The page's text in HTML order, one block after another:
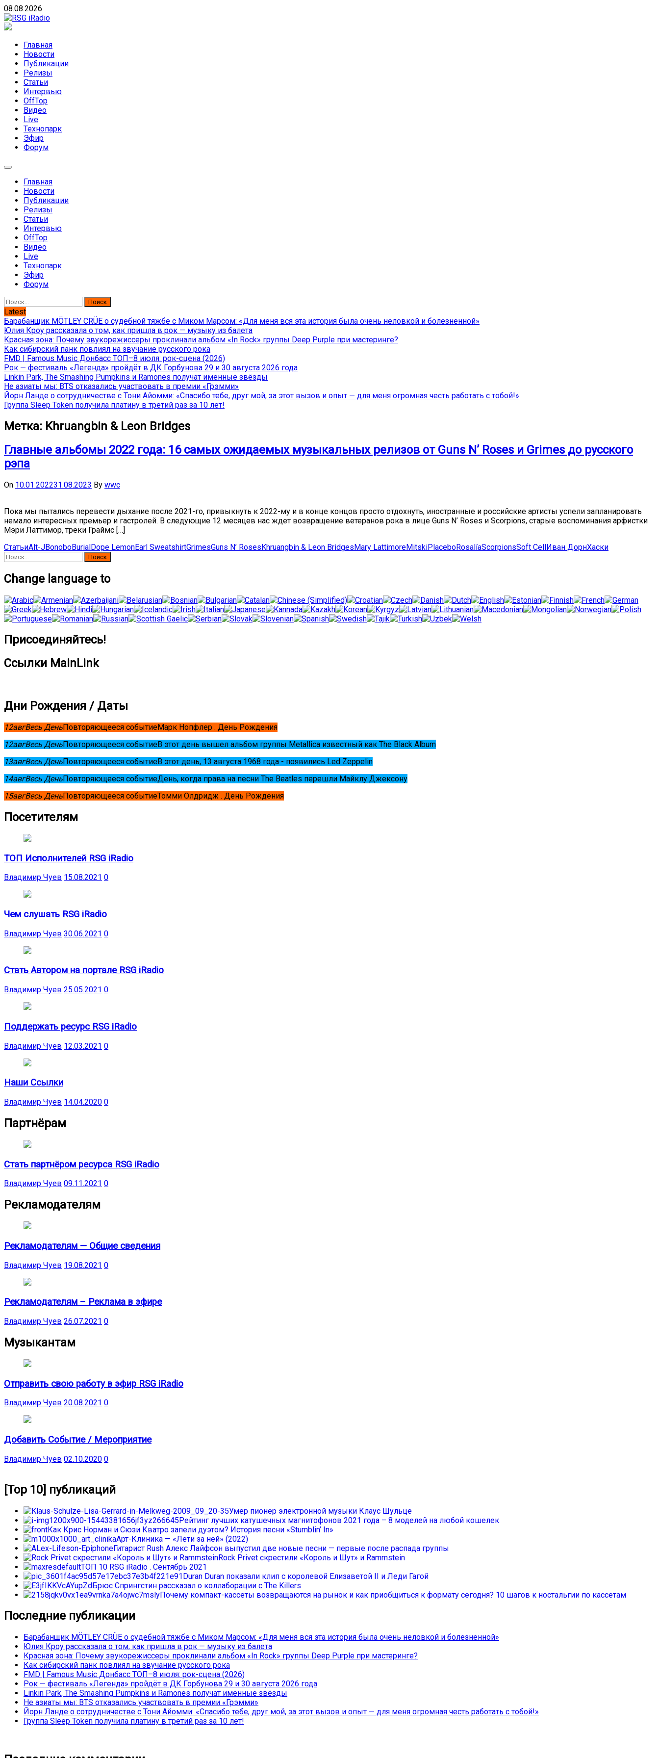
Skip
to
content
08.08.2026
Главная
Новости
Публикации
Релизы
Статьи
Интервью
OffTop
Видео
Live
Технопарк
Эфир
Форум
Главная
Новости
Публикации
Релизы
Статьи
Интервью
OffTop
Видео
Live
Технопарк
Эфир
Форум
Найти:
Latest
Барабанщик MÖTLEY CRÜE о судебной тяжбе с Миком Марсом: «Для меня вся эта история была очень неловкой и болезненной»
Юлия Кроу рассказала о том, как пришла в рок — музыку из балета
Красная зона: Почему звукорежиссеры проклинали альбом «In Rock» группы Deep Purple при мастеринге?
Как сибирский панк повлиял на звучание русского рока
FMD | Famous Music Донбасс ТОП–8 июля: рок-сцена (2026)
Рок — фестиваль «Легенда» пройдёт в ДК Горбунова 29 и 30 августа 2026 года
Linkin Park, The Smashing Pumpkins и Ramones получат именные звёзды
Не азиаты мы: BTS отказались участвовать в премии «Грэмми»
Йорн Ланде о сотрудничестве с Тони Айомми: «Спасибо тебе, друг мой, за этот вызов и опыт — для меня огромная честь работать с тобой!»
Группа Sleep Token получила платину в третий раз за 10 лет!
Метка: Khruangbin & Leon Bridges
Главные альбомы 2022 года: 16 самых ожидаемых музыкальных релизов от Guns N’ Roses и Grimes до русского
рэпа
On 10.01.202231.08.2023 By wwc
Пока мы пытались перевести дыхание после 2021-го, привыкнуть к 2022-му и в конце концов просто отдохнуть, иностранные и российские артисты успели запланировать
немало интересных премьер и гастролей. В следующие 12 месяцев нас ждет возвращение ветеранов рока в лице Guns N’ Roses и Scorpions, старые воспоминания арфистки
Мэри Латтимор, треки Граймс […]
СтатьиAlt-JBonoboBurialDope LemonEarl SweatshirtGrimesGuns N’ RosesKhruangbin & Leon BridgesMary LattimoreMitskiPlaceboRosalíaScorpionsSoft CellИван ДорнХаски
Найти:
Change language to
Присоединяйтесь!
Ссылки MainLink
Дни Рождения / Даты
12авгВесь ДеньПовторяющееся событиеМарк Нопфлер . День Рождения
12авгВесь ДеньПовторяющееся событиеВ этот день вышел альбом группы Metallica известный как The Black Album
13авгВесь ДеньПовторяющееся событиеВ этот день, 13 августа 1968 года - появились Led Zeppelin
14авгВесь ДеньПовторяющееся событиеДень, когда права на песни The Beatles перешли Майклу Джексону
15авгВесь ДеньПовторяющееся событиеТомми Олдридж . День Рождения
Посетителям
ТОП Исполнителей RSG iRadio
Владимир Чуев 15.08.2021 0
Чем слушать RSG iRadio
Владимир Чуев 30.06.2021 0
Стать Автором на портале RSG iRadio
Владимир Чуев 25.05.2021 0
Поддержать ресурс RSG iRadio
Владимир Чуев 12.03.2021 0
Наши Ссылки
Владимир Чуев 14.04.2020 0
Партнёрам
Стать партнёром ресурса RSG iRadio
Владимир Чуев 09.11.2021 0
Рекламодателям
Рекламодателям — Общие сведения
Владимир Чуев 19.08.2021 0
Рекламодателям – Реклама в эфире
Владимир Чуев 26.07.2021 0
Музыкантам
Отправить свою работу в эфир RSG iRadio
Владимир Чуев 20.08.2021 0
Добавить Событие / Мероприятие
Владимир Чуев 02.10.2020 0
[Top 10] публикаций
Умер пионер электронной музыки Клаус Шульце
Рейтинг лучших катушечных магнитофонов 2021 года – 8 моделей на любой кошелек
Как Крис Норман и Сюзи Кватро запели дуэтом? История песни «Stumblin’ In»
Арт-Клиника — «Лети за ней» (2022)
Гитарист Rush Алекс Лайфсон выпустил две новые песни — первые после распада группы
Rock Privet скрестили «Король и Шут» и Rammstein
ТОП 10 RSG iRadio . Сентябрь 2021
Duran Duran показали клип с королевой Елизаветой II и Леди Гагой
Брюс Спрингстин рассказал о коллаборации с The Killers
Почему компакт-кассеты возвращаются на рынок и как приобщиться к формату сегодня? 10 шагов к ностальгии по кассетам
Последние публикации
Барабанщик MÖTLEY CRÜE о судебной тяжбе с Миком Марсом: «Для меня вся эта история была очень неловкой и болезненной»
Юлия Кроу рассказала о том, как пришла в рок — музыку из балета
Красная зона: Почему звукорежиссеры проклинали альбом «In Rock» группы Deep Purple при мастеринге?
Как сибирский панк повлиял на звучание русского рока
FMD | Famous Music Донбасс ТОП–8 июля: рок-сцена (2026)
Рок — фестиваль «Легенда» пройдёт в ДК Горбунова 29 и 30 августа 2026 года
Linkin Park, The Smashing Pumpkins и Ramones получат именные звёзды
Не азиаты мы: BTS отказались участвовать в премии «Грэмми»
Йорн Ланде о сотрудничестве с Тони Айомми: «Спасибо тебе, друг мой, за этот вызов и опыт — для меня огромная честь работать с тобой!»
Группа Sleep Token получила платину в третий раз за 10 лет!